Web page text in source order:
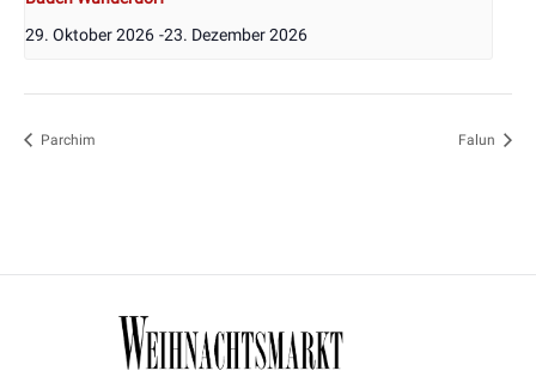
29. Oktober 2026 -23. Dezember 2026
Parchim Falun